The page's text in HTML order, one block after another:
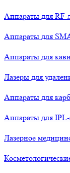
Аппараты для RF-
Аппараты для
Аппараты для
Лазеры для
Аппараты для
Аппараты для
Лазерное